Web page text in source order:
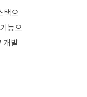
택으
능으
개발